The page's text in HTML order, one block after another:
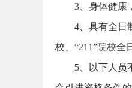
3、身体健康
4、具有全日
校、“211”院校全
5、以下人员